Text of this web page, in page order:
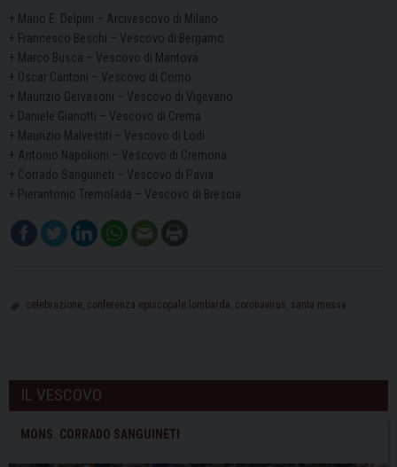
+ Mario E. Delpini – Arcivescovo di Milano
+ Francesco Beschi – Vescovo di Bergamo
+ Marco Busca – Vescovo di Mantova
+ Oscar Cantoni – Vescovo di Como
+ Maurizio Gervasoni – Vescovo di Vigevano
+ Daniele Gianotti – Vescovo di Crema
+ Maurizio Malvestiti – Vescovo di Lodi
+ Antonio Napolioni – Vescovo di Cremona
+ Corrado Sanguineti – Vescovo di Pavia
+ Pierantonio Tremolada – Vescovo di Brescia
celebrazione conferenza episcopale lombarda coronavirus santa messa
IL VESCOVO
MONS. CORRADO SANGUINETI